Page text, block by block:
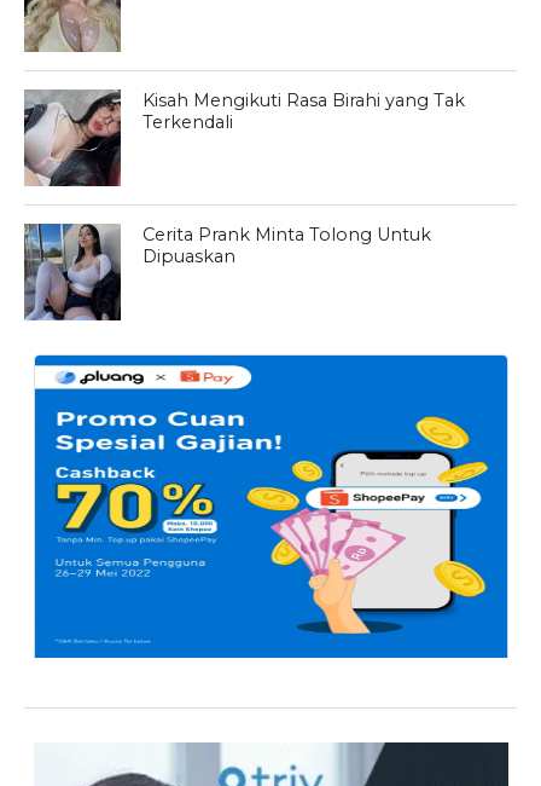
Kisah Mengikuti Rasa Birahi yang Tak
Terkendali
Cerita Prank Minta Tolong Untuk
Dipuaskan